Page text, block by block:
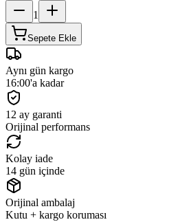
1
Sepete Ekle
Aynı gün kargo
16:00'a kadar
12 ay garanti
Orijinal performans
Kolay iade
14 gün içinde
Orijinal ambalaj
Kutu + kargo koruması